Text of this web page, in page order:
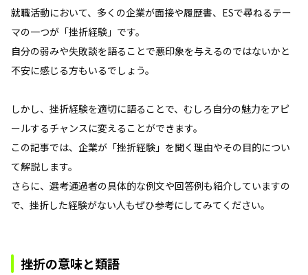
就職活動において、多くの企業が面接や履歴書、ESで尋ねるテー
マの一つが「挫折経験」です。
自分の弱みや失敗談を語ることで悪印象を与えるのではないかと
不安に感じる方もいるでしょう。
しかし、挫折経験を適切に語ることで、むしろ自分の魅力をアピ
ールするチャンスに変えることができます。
この記事では、企業が「挫折経験」を聞く理由やその目的につい
て解説します。
さらに、選考通過者の具体的な例文や回答例も紹介していますの
で、挫折した経験がない人もぜひ参考にしてみてください。
挫折の意味と類語